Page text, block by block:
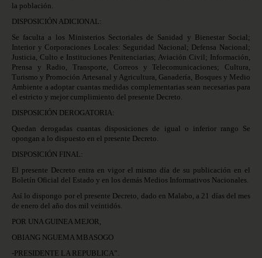
la población.
DISPOSICIÓN ADICIONAL:
Se faculta a los Ministerios Sectoriales de Sanidad y Bienestar Social;
Interior y Corporaciones Locales: Seguridad Nacional; Defensa Nacional;
Justicia, Culto e Instituciones Penitenciarias; Aviación Civil; Información,
Prensa y Radio, Transporte, Correos y Telecomunicaciones; Cultura,
Turismo y Promoción Artesanal y Agricultura, Ganadería, Bosques y Medio
Ambiente a adoptar cuantas medidas complementarias sean necesarias para
el estricto y mejor cumplimiento del presente Decreto.
DISPOSICIÓN DEROGATORIA:
Quedan derogadas cuantas disposiciones de igual o inferior rango Se
opongan a lo dispuesto en el presente Decreto.
DISPOSICIÓN FINAL:
El presente Decreto entra en vigor el mismo día de su publicación en el
Boletín Oficial del Estado y en los demás Medios Informativos Nacionales.
Así lo dispongo por el presente Decreto, dado en Malabo, a 21 días del mes
de enero del año dos mil veintidós.
POR UNA GUINEA MEJOR,
OBIANG NGUEMA MBASOGO
-PRESIDENTE LA REPUBLICA”.